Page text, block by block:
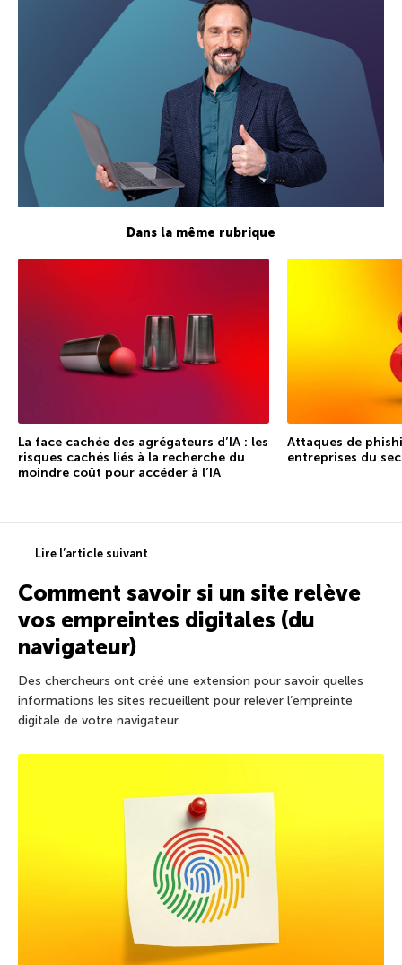
Dans la même rubrique
La face cachée des agrégateurs d’IA : les
risques cachés liés à la recherche du
moindre coût pour accéder à l’IA
Attaques de
entreprises du
Lire l’article suivant
Comment savoir si un site relève
vos empreintes digitales (du
navigateur)
Des chercheurs ont créé une extension pour savoir quelles
informations les sites recueillent pour relever l’empreinte
digitale de votre navigateur.